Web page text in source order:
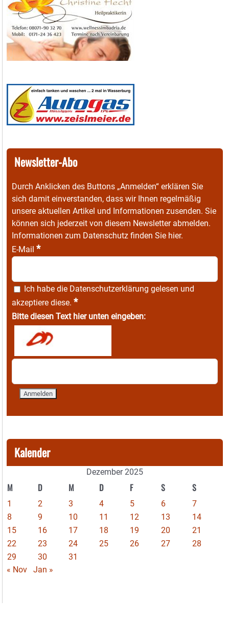
Newsletter-Abo
Durch Anklicken des Buttons „Anmelden“ erklären Sie
sich damit einverstanden, dass wir Ihnen regelmäßig
unsere aktuellen Artikel und Informationen zusenden. Sie
können sich jederzeit von diesem Newsletter abmelden.
Informationen zum Datenschutz finden Sie hier.
E-Mail *
Ich habe die Datenschutzerklärung gelesen und
akzeptiere diese. *
Bitte diesen Text hier unten eingeben:
Kalender
Dezember 2025
M D M D F S S
1 2 3 4 5 6
7
8
9 10 11 12 13
14
15
16 17 18 19 20
21
22
23 24 25 26 27
28
29
30
31
« Nov
Jan »